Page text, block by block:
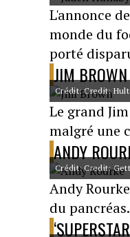
L'annonce
monde du
porté
JIM BROWN
Crédit: Credit:
Le grand
malgré une
ANDY
Crédit: Credit:
Andy
du